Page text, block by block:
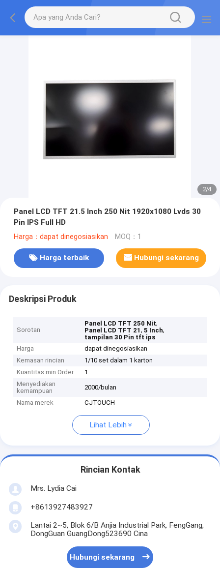
2/4
Panel LCD TFT 21.5 Inch 250 Nit 1920x1080 Lvds 30
Pin IPS Full HD
Harga：dapat dinegosiasikan MOQ：1
Harga terbaik Hubungi sekarang
Deskripsi Produk
Sorotan
Panel LCD TFT 250 Nit,
Panel LCD TFT 21,5 Inch,
tampilan 30 Pin tft ips
Harga
dapat dinegosiasikan
Kemasan rincian
1/10 set dalam 1 karton
Kuantitas min Order
1
Menyediakan
kemampuan
2000/bulan
Nama merek CJTOUCH
Lihat Lebih
Rincian Kontak
Mrs. Lydia Cai
+8613927483927
Lantai 2~5, Blok 6/B Anjia Industrial Park, FengGang,
DongGuan GuangDong523690 Cina
Hubungi sekarang